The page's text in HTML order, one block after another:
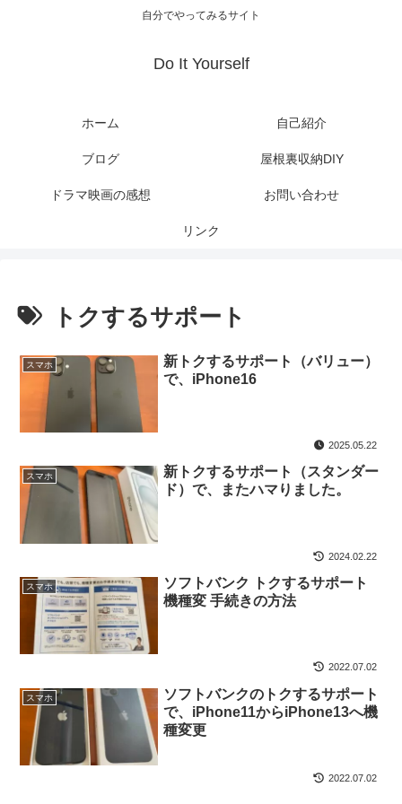
自分でやってみるサイト
Do It Yourself
ホーム 自己紹介
ブログ 屋根裏収納DIY
ドラマ映画の感想 お問い合わせ
リンク
トクするサポート
スマホ
新トクするサポート（バリュー）
で、iPhone16
2025.05.22
スマホ
新トクするサポート（スタンダー
ド）で、またハマりました。
2024.02.22
スマホ
ソフトバンク トクするサポート
機種変 手続きの方法
2022.07.02
スマホ
ソフトバンクのトクするサポート
で、iPhone11からiPhone13へ機
種変更
2022.07.02